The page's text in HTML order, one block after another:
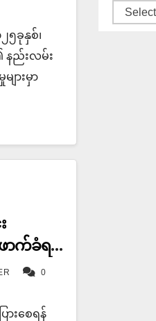
ခုနှစ်၊
ည်းလမ်း
ျားမှာ
ာက်ခံရမှု
0
ားစေရန်
သတင်း